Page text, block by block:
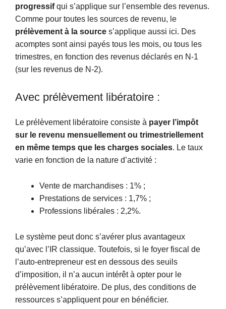
progressifqui s’applique sur l’ensemble des revenus.
Comme pour toutes les sources de revenu, le
prélèvement à la source s’applique aussi ici. Des
acomptes sont ainsi payés tous les mois, ou tous les
trimestres, en fonction des revenus déclarés en N-1
(sur les revenus de N-2).
Avec prélèvement libératoire :
Le prélèvement libératoire consiste à payer l’impôt
sur le revenu mensuellement ou trimestriellement
en même temps que les charges sociales. Le taux
varie en fonction de la nature d’activité :
Vente de marchandises : 1% ;
Prestations de services : 1,7% ;
Professions libérales : 2,2%.
Le système peut donc s’avérer plus avantageux
qu’avec l’IR classique. Toutefois, si le foyer fiscal de
l’auto-entrepreneur est en dessous des seuils
d’imposition, il n’a aucun intérêt à opter pour le
prélèvement libératoire. De plus, des conditions de
ressources s’appliquent pour en bénéficier.